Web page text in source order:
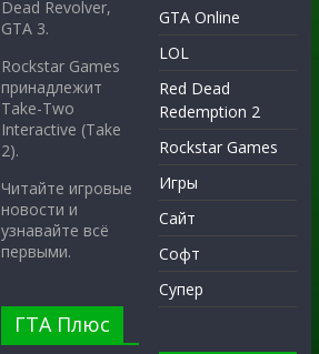
Dead Revolver,
GTA 3.
Rockstar Games
принадлежит
Take-Two
Interactive (Take
2).
Читайте игровые
новости и
узнавайте всё
первыми.
ГТА Плюс
GTA Online
LOL
Red Dead
Redemption 2
Rockstar Games
Игры
Сайт
Софт
Супер